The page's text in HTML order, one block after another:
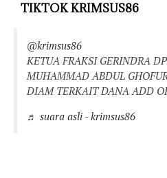
TIKTOK KRIMSUS86
@krimsus86
KETUA FRAKSI GERINDRA
MUHAMMAD ABDUL
DIAM TERKAIT DANA ADD
♬ suara asli - krimsus86